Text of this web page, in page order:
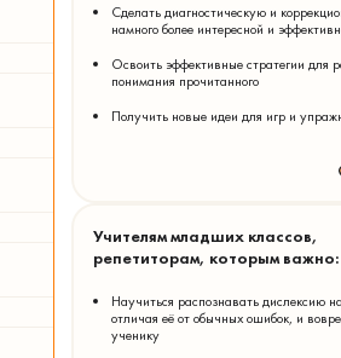
Сделать диагностическую и
намного более интересной и
Освоить эффективные стратегии для
понимания прочитанного
Получить новые идеи для игр и
Учителям младших классов,
репетиторам, которым важно:
Научиться распознавать дислексию
отличая её от обычных ошибок, и
ученику